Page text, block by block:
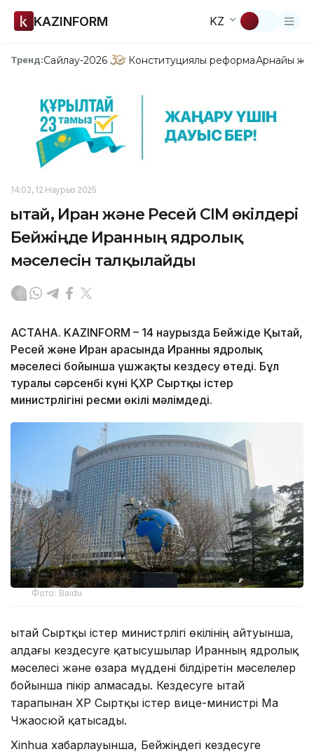
KAZINFORM KZ
Тренд:Сайлау-2026 Конституциялық реформаАрнайы
14:02, 12 Наурыз 2025
Қытай, Иран және Ресей СІМ өкілдері
Бейжіңде Иранның ядролық
мәселесін талқылайды
АСТАНА. KAZINFORM – 14 наурызда Бейжіңде Қытай,
Ресей және Иран арасында Иранның ядролық
мәселесі бойынша үшжақты кездесу өтеді. Бұл
туралы сәрсенбі күні ҚХР Сыртқы істер
министрлігінің ресми өкілі мәлімдеді.
Фото: Baidu
Қытай Сыртқы істер министрлігі өкілінің айтуынша,
алдағы кездесуге қатысушылар Иранның ядролық
мәселесі және өзара мүддені білдіретін мәселелер
бойынша пікір алмасады. Кездесуге Қытай
тарапынан ҚХР Сыртқы істер вице-министрі Ма
Чжаосюй қатысады.
Xinhua хабарлауынша, Бейжіңдегі кездесуге